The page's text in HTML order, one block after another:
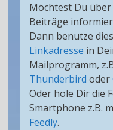
Möchtest Du über
Beiträge
Dann benutze
Linkadresse in
Mailprogramm,
Thunderbird oder
Oder hole Dir die
Smartphone z.B.
Feedly.